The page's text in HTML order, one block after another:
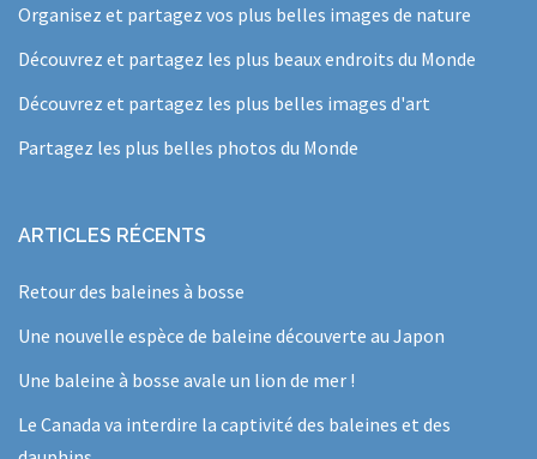
Organisez et partagez vos plus belles images de nature
Découvrez et partagez les plus beaux endroits du Monde
Découvrez et partagez les plus belles images d'art
Partagez les plus belles photos du Monde
ARTICLES RÉCENTS
Retour des baleines à bosse
Une nouvelle espèce de baleine découverte au Japon
Une baleine à bosse avale un lion de mer !
Le Canada va interdire la captivité des baleines et des